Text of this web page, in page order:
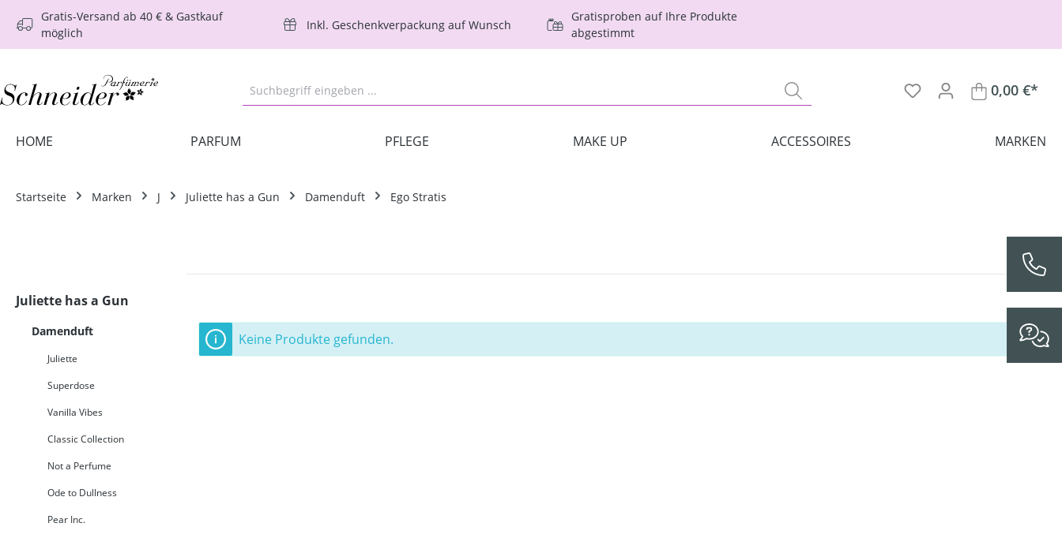
Hauptinhalt springen
Zur Suche springen
Zur Hauptnavigation springen
Gratis-Versand ab 40 € & Gastkauf
möglich
Inkl. Geschenkverpackung auf Wunsch
Gratisproben auf Ihre Produkte
abgestimmt
0,00 €*
HOME PARFUM PFLEGE MAKE UP ACCESSOIRES MARKEN
Startseite Marken J Juliette has a Gun Damenduft Ego Stratis
Juliette has a Gun
Damenduft
Juliette
Superdose
Vanilla Vibes
Classic Collection
Not a Perfume
Ode to Dullness
Pear Inc.
Keine Produkte gefunden.